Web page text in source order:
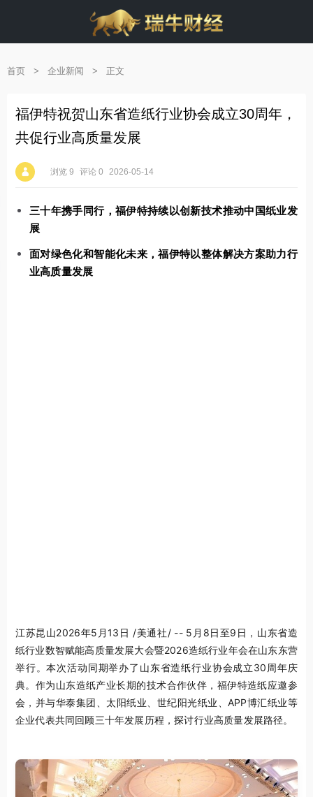
首页 > 企业新闻 > 正文
福伊特祝贺山东省造纸行业协会成立30周年，
共促行业高质量发展
浏览 9 评论 0 2026-05-14
三十年携手同行，福伊特持续以创新技术推动中国纸业发
展
面对绿色化和智能化未来，福伊特以整体解决方案助力行
业高质量发展
江苏昆山2026年5月13日 /美通社/ -- 5月8日至9日，山东省造
纸行业数智赋能高质量发展大会暨2026造纸行业年会在山东东营
举行。本次活动同期举办了山东省造纸行业协会成立30周年庆
典。作为山东造纸产业长期的技术合作伙伴，福伊特造纸应邀参
会，并与华泰集团、太阳纸业、世纪阳光纸业、APP博汇纸业等
企业代表共同回顾三十年发展历程，探讨行业高质量发展路径。